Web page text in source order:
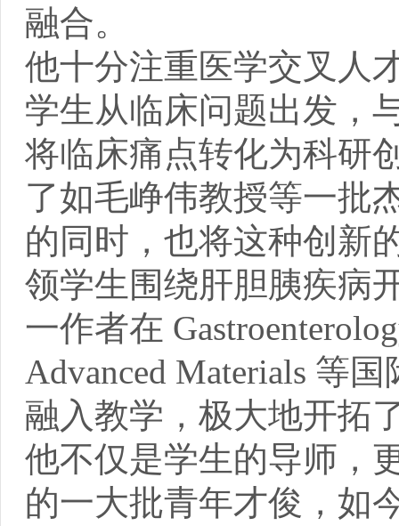
融合。
他十分注重医学交叉人
学生从临床问题出发，
将临床痛点转化为科研
了如毛峥伟教授等一批
的同时，也将这种创新
领学生围绕肝胆胰疾病
一作者在
Advanced Materials 等
融入教学，极大地开拓
他不仅是学生的导师，
的一大批青年才俊，如